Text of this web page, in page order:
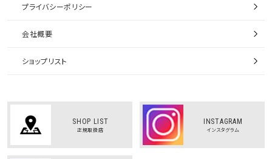
プライバシーポリシー
会社概要
ショップリスト
SHOP LIST
正規取扱店
INSTAGRAM
インスタグラム